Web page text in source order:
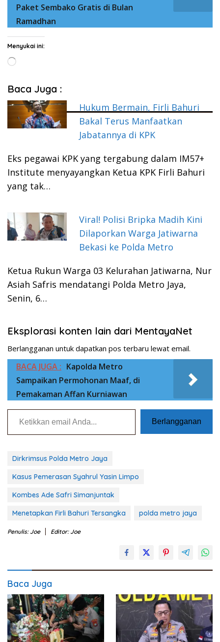
Paket Sembako Gratis di Bulan
Ramadhan
Menyukai ini:
Memuat...
Baca Juga :
Hukum Bermain, Firli Bahuri
Bakal Terus Manfaatkan
Jabatannya di KPK
Eks pegawai KPK yang tergabung dalam IM57+
Institute menyayangkan Ketua KPK Firli Bahuri
yang tak…
Viral! Polisi Bripka Madih Kini
Dilaporkan Warga Jatiwarna
Bekasi ke Polda Metro
Ketua Rukun Warga 03 Kelurahan Jatiwarna, Nur
Asiah Safris mendatangi Polda Metro Jaya,
Senin, 6…
Eksplorasi konten lain dari MentayaNet
Berlangganan untuk dapatkan pos terbaru lewat email.
BACA JUGA : Kapolda Metro
Sampaikan Permohonan Maaf, di
Pemakaman Affan Kurniawan
Ketikkan email Anda...
Berlangganan
Dirkrimsus Polda Metro Jaya
Kasus Pemerasan Syahrul Yasin Limpo
Kombes Ade Safri Simanjuntak
Menetapkan Firli Bahuri Tersangka polda metro jaya
Penulis: Joe Editor: Joe
Baca Juga